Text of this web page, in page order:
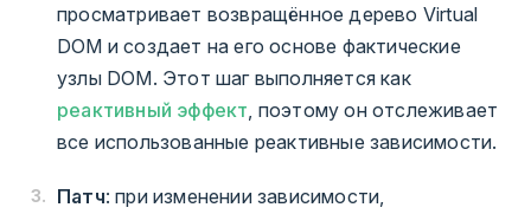
просматривает возвращённое дерево Virtual
DOM и создает на его основе фактические
узлы DOM. Этот шаг выполняется как
реактивный эффект , поэтому он отслеживает
все использованные реактивные зависимости.
Патч: при изменении зависимости,